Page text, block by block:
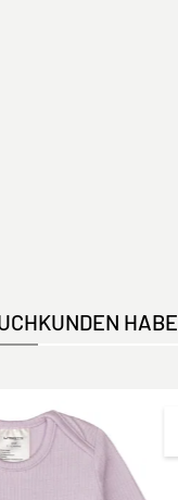
KUNDEN